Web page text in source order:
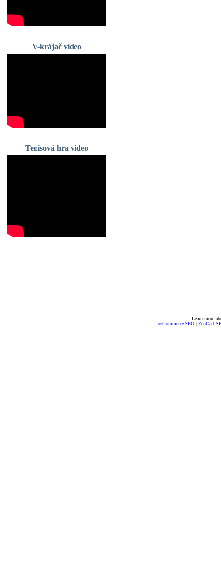
V-krájač video
Tenisová hra video
Learn more
osCommerce SEO| ZenCart